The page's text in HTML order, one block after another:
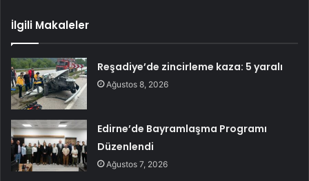
İlgili Makaleler
Reşadiye’de zincirleme kaza: 5 yaralı
Ağustos 8, 2026
Edirne’de Bayramlaşma Programı
Düzenlendi
Ağustos 7, 2026